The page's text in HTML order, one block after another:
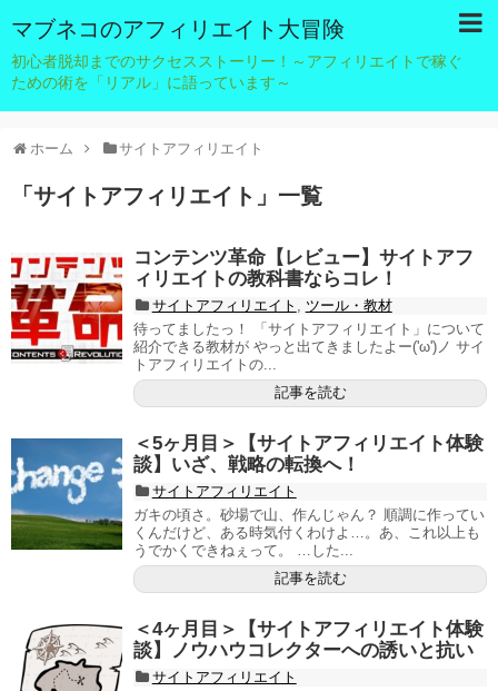
マブネコのアフィリエイト大冒険
初心者脱却までのサクセスストーリー！～アフィリエイトで稼ぐ
ための術を「リアル」に語っています～
ホーム サイトアフィリエイト
「 サイトアフィリエイト 」 一覧
コンテンツ革命【レビュー】サイトアフ
ィリエイトの教科書ならコレ！
サイトアフィリエイト , ツール・教材
待ってましたっ！ 「サイトアフィリエイト」について
紹介できる教材が やっと出てきましたよー('ω')ノ サイ
トアフィリエイトの...
記事を読む
＜5ヶ月目＞【サイトアフィリエイト体験
談】いざ、戦略の転換へ！
サイトアフィリエイト
ガキの頃さ。砂場で山、作んじゃん？ 順調に作ってい
くんだけど、ある時気付くわけよ…。あ、これ以上も
うでかくできねぇって。 …した...
記事を読む
＜4ヶ月目＞【サイトアフィリエイト体験
談】ノウハウコレクターへの誘いと抗い
サイトアフィリエイト